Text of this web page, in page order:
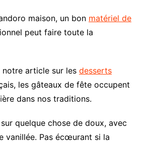
maison, un bon matériel de
peut faire toute la
notre article sur les desserts
les gâteaux de fête occupent
dans nos traditions.
quelque chose de doux, avec
vanillée. Pas écœurant si la